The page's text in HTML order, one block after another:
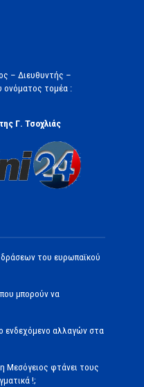
– Διευθυντής –
ονόματος τομέα :
Γ. Τσοχλιάς
του ευρωπαϊκού
μπορούν να
ενδεχόμενο αλλαγών στα
Μεσόγειος φτάνει τους
!;